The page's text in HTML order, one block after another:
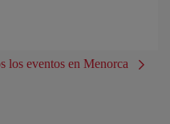
los eventos en Menorca